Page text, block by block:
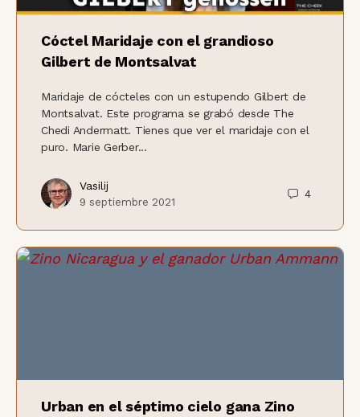
Cóctel Maridaje con el grandioso
Gilbert de Montsalvat
Maridaje de cócteles con un estupendo Gilbert de
Montsalvat. Este programa se grabó desde The
Chedi Andermatt. Tienes que ver el maridaje con el
puro. Marie Gerber...
Vasilij
9 septiembre 2021
4
Urban en el séptimo cielo gana Zino